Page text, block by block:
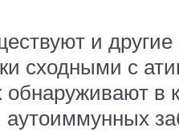
и другие
сходными с
в
аутоиммунных